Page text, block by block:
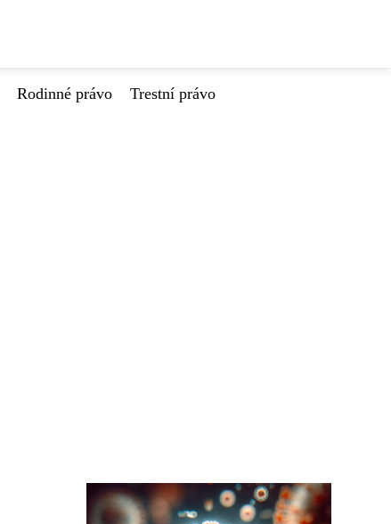
Rodinné právo
Trestní právo